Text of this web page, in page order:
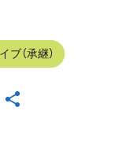
（承継）